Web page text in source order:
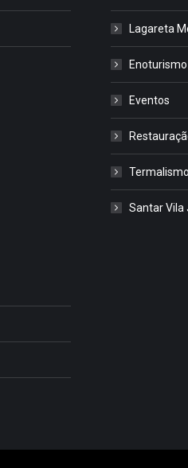
Lagareta
Enoturismo
Eventos
Termalismo
Santar Vila